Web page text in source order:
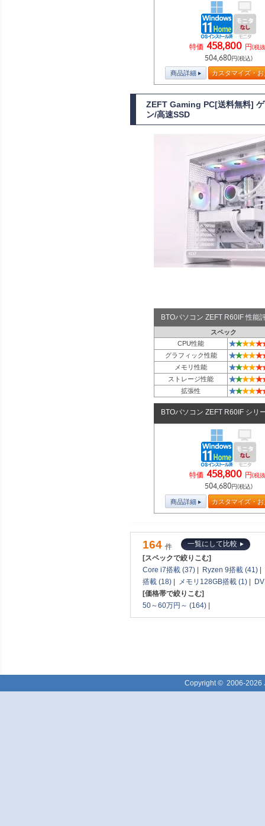
特価 458,800 円(税
504,680円(税込)
商品詳細 カスタマイズ・
ZEFT Gaming PC[送料無料]
ン/高速SSD
BTOパソコン ZEFT R60IF 性能
スペック
CPU性能
★★★★★
グラフィック性能 ★★★★★
メモリ性能 ★★★★★
ストレージ性能 ★★★★★
拡張性 ★★★★★
BTOパソコン ZEFT R60IF シリ
特価 458,800 円(税
504,680円(税込)
商品詳細 カスタマイズ・
164 件
一覧にして比較
[スペックで絞りこむ]
Core i7搭載 (37)
Ryzen 9搭載 (41)
搭載 (18)
メモリ128GB搭載 (1)
[価格帯で絞りこむ]
50～60万円～ (164)
Copyright © 2006-2026